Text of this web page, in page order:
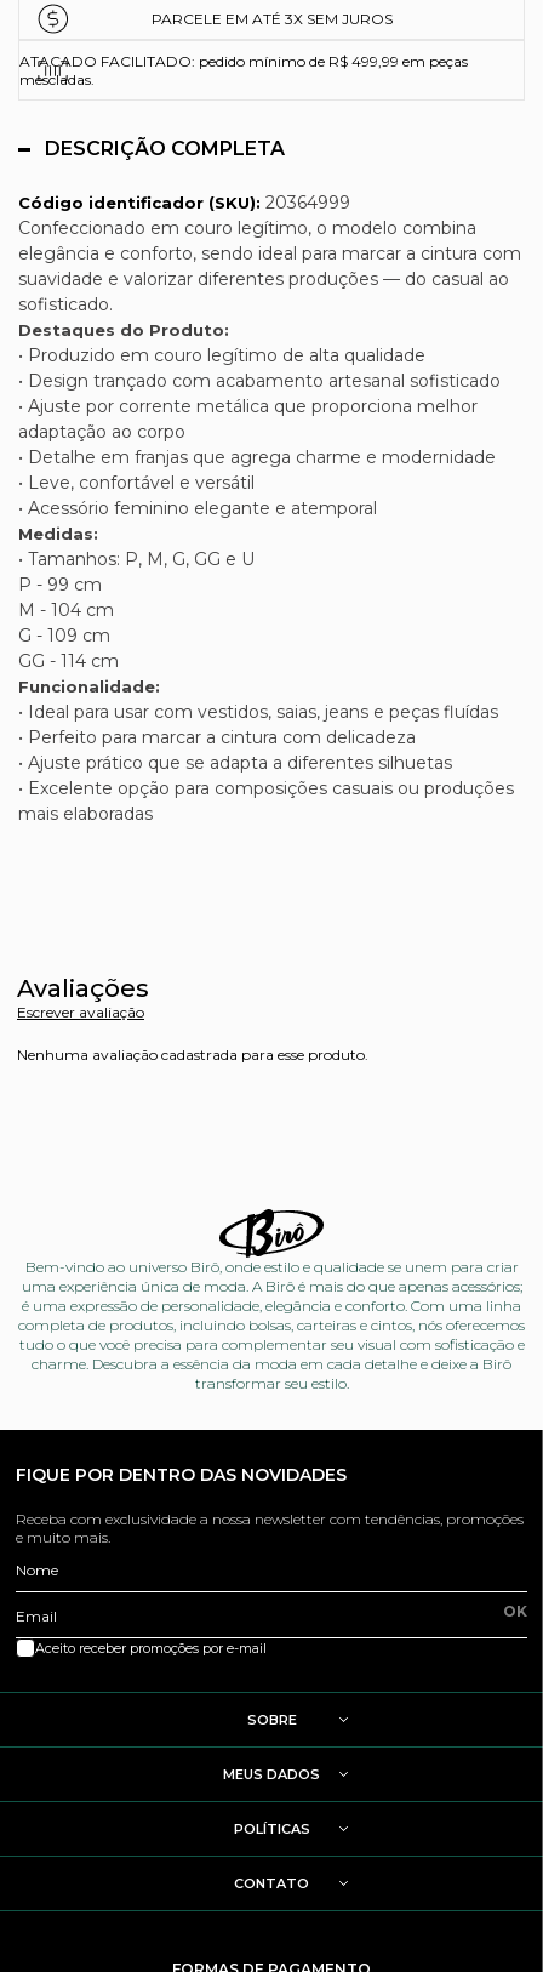
PARCELE EM ATÉ 3X SEM JUROS
ATACADO FACILITADO: pedido mínimo de R$ 499,99 em peças
mescladas.
DESCRIÇÃO COMPLETA
Código identificador (SKU): 20364999
Confeccionado em couro legítimo, o modelo combina
elegância e conforto, sendo ideal para marcar a cintura com
suavidade e valorizar diferentes produções — do casual ao
sofisticado.
Destaques do Produto:
• Produzido em couro legítimo de alta qualidade
• Design trançado com acabamento artesanal sofisticado
• Ajuste por corrente metálica que proporciona melhor
adaptação ao corpo
• Detalhe em franjas que agrega charme e modernidade
• Leve, confortável e versátil
• Acessório feminino elegante e atemporal
Medidas:
• Tamanhos: P, M, G, GG e U
P - 99 cm
M - 104 cm
G - 109 cm
GG - 114 cm
Funcionalidade:
• Ideal para usar com vestidos, saias, jeans e peças fluídas
• Perfeito para marcar a cintura com delicadeza
• Ajuste prático que se adapta a diferentes silhuetas
• Excelente opção para composições casuais ou produções
mais elaboradas
Avaliações
Escrever avaliação
Nenhuma avaliação cadastrada para esse produto.
Bem-vindo ao universo Birô, onde estilo e qualidade se unem para criar
uma experiência única de moda. A Birô é mais do que apenas acessórios;
é uma expressão de personalidade, elegância e conforto. Com uma linha
completa de produtos, incluindo bolsas, carteiras e cintos, nós oferecemos
tudo o que você precisa para complementar seu visual com sofisticação e
charme. Descubra a essência da moda em cada detalhe e deixe a Birô
transformar seu estilo.
FIQUE POR DENTRO DAS NOVIDADES
Receba com exclusividade a nossa newsletter com tendências, promoções
e muito mais.
Nome
Email OK
Aceito receber promoções por e-mail
SOBRE
MEUS DADOS
POLÍTICAS
CONTATO